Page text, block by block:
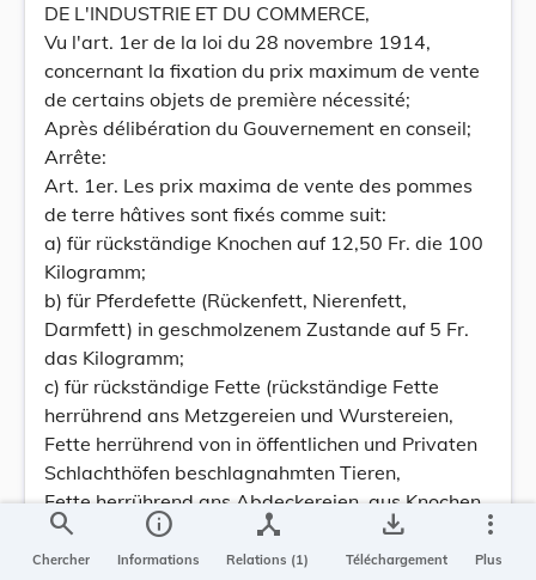
DE L'INDUSTRIE ET DU COMMERCE,
Vu l'art. 1er de la loi du 28 novembre 1914,
concernant la fixation du prix maximum de vente
de certains objets de première nécessité;
Après délibération du Gouvernement en conseil;
Arrête:
Art. 1er. Les prix maxima de vente des pommes
de terre hâtives sont fixés comme suit:
a) für rückständige Knochen auf 12,50 Fr. die 100
Kilogramm;
b) für Pferdefette (Rückenfett, Nierenfett,
Darmfett) in geschmolzenem Zustande auf 5 Fr.
das Kilogramm;
c) für rückständige Fette (rückständige Fette
herrührend ans Metzgereien und Wurstereien,
Fette herrührend von in öffentlichen und Privaten
Schlachthöfen beschlagnahmten Tieren,
Fette herrührend ans Abdeckereien, aus Knochen
gewonnene Fette, Fette ans
Kaldannenwäschereien) in geschmolzenem
search
Chercher
info
Informations
device_hub
Relations (1)
save_alt
Téléchargement
more_vert
Plus